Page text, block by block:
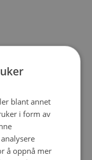
blant annet
i form av
å oppnå mer